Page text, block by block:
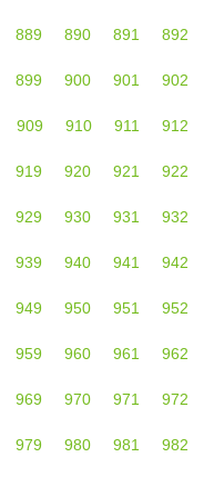
889 890 891 892
899 900 901 902
909 910 911 912
919 920 921 922
929 930 931 932
939 940 941 942
949 950 951 952
959 960 961 962
969 970 971 972
979 980 981 982